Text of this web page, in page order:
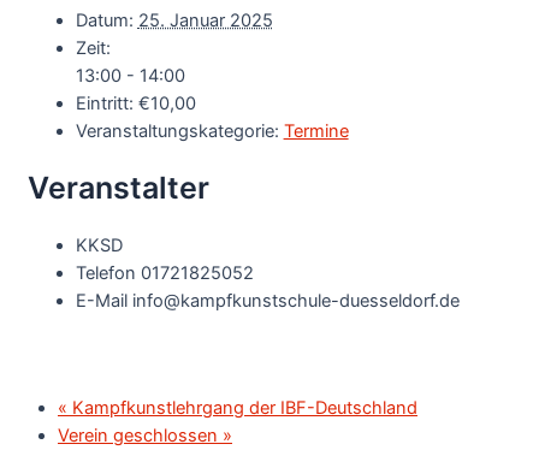
Datum: 25. Januar 2025
Zeit:
13:00 - 14:00
Eintritt: €10,00
Veranstaltungskategorie: Termine
Veranstalter
KKSD
Telefon 01721825052
E-Mail info@kampfkunstschule-duesseldorf.de
« Kampfkunstlehrgang der IBF-Deutschland
Verein geschlossen »